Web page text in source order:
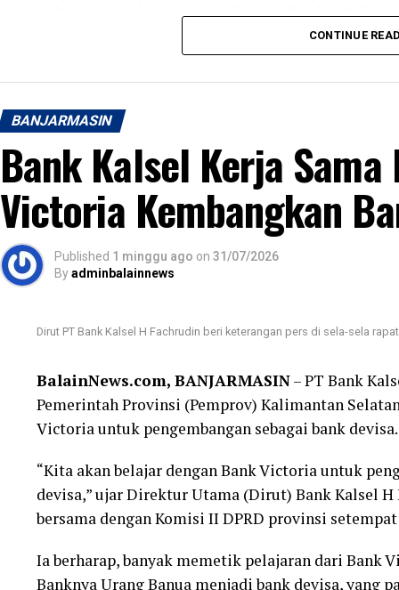
Cabang Syariah dan Kantor Cabang Pembantu
Karena tanggal 1 dan 2 Agustus bertepatan
Banjarmasin.
Sesampainya di sana, saya disambut dengan
memberikan formulir serta nomor antrean. Yang
formulir selesai saya isi, nomor antrean saya
berlangsung cepat, tertib, dan pelayanan yang
Bagi sebagian orang, membuka rekening mungkin
tabungan, melainkan ikhtiar kecil untuk
Terima kasih kepada Bank Kalsel Syariah atas
mendorong masyarakat untuk mulai
kecil ini menjadi awal yang diberkahi dan
ibadah haji pada waktu yang telah Allah tetapkan.
Post Views:
Sebarkan
WhatsApp 0 Facebook 0
CONTINUE
BANJARMASIN
Bank Kalsel Kerja Sama
Victoria Kembangkan
Published 1 minggu ago on 31/07/2026
Byadminbalainnews
Dirut PT Bank Kalsel H Fachrudin beri keterangan pers di sela-sela
BalainNews.com, BANJARMASIN– PT Bank
Pemerintah Provinsi (Pemprov) Kalimantan
Victoria untuk pengembangan sebagai bank devisa.
“Kita akan belajar dengan Bank Victoria untuk
devisa,” ujar Direktur Utama (Dirut) Bank Kalsel
bersama dengan Komisi II DPRD provinsi
Ia berharap, banyak memetik pelajaran dari Bank
Banknya Urang Banua menjadi bank devisa, yang